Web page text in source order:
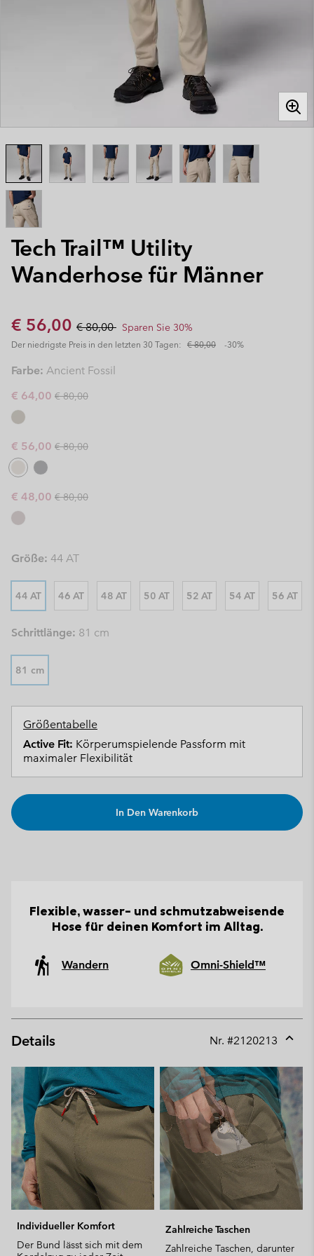
Tech Trail™ Utility
Wanderhose für Männer
Sale price:
€ 56,00 Regular price:
€ 80,00 Sparen Sie 30%
Der niedrigste Preis in den letzten 30 Tagen: € 80,00 -30%
Farbe: Ancient Fossil
Sale price:
€ 64,00 Regular price:
€ 80,00
Sale price:
€ 56,00 Regular price:
€ 80,00
Sale price:
€ 48,00 Regular price:
€ 80,00
Größe: 44 AT
44 AT 46 AT 48 AT 50 AT 52 AT 54 AT 56 AT
Schrittlänge: 81 cm
81 cm
Größentabelle
Active Fit: Körperumspielende Passform mit
maximaler Flexibilität
In Den Warenkorb
Flexible, wasser- und schmutzabweisende
Hose für deinen Komfort im Alltag.
Wandern Omni-Shield™
Details Nr. #2120213
or
Individueller Komfort
Der Bund lässt sich mit dem
Zahlreiche Taschen
Zahlreiche Taschen, darunter